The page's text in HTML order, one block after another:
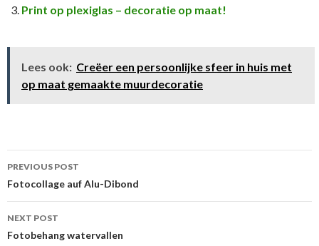
Print op plexiglas – decoratie op maat!
Lees ook: Creëer een persoonlijke sfeer in huis met
op maat gemaakte muurdecoratie
Post
navigation
PREVIOUS POST
Fotocollage auf Alu-Dibond
NEXT POST
Fotobehang watervallen